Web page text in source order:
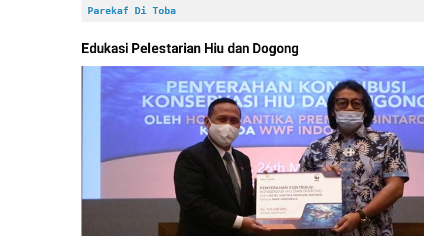
Parekaf Di Toba
Edukasi Pelestarian Hiu dan Dogong